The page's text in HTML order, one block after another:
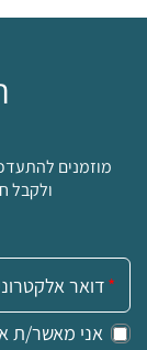
מוזמנים
ולקבל
אימייל:
אני מאשר/ת